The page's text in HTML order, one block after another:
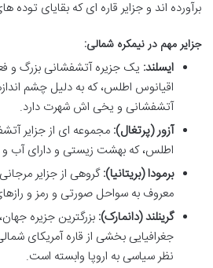
برآورده اند و جزایر قاره ای که بقایای
جزایر مهم در نیمکره شمالی:
ایسلند: یک جزیره آتشفشانی بزرگ و
اقیانوس اطلس، که به دلیل چشم
آتشفشانی و یخی اش شهرت دارد.
آزور (پرتغال): مجموعه ای از جزایر
اطلس، که بهشت زیستی و دارای آب
برمودا (بریتانیا):گروهی از جزایر
معروف به سواحل صورتی و رمز و
گرینلند (دانمارک): بزرگترین جزیره
جغرافیایی بخشی از قاره آمریکای
نظر سیاسی به اروپا وابسته است.